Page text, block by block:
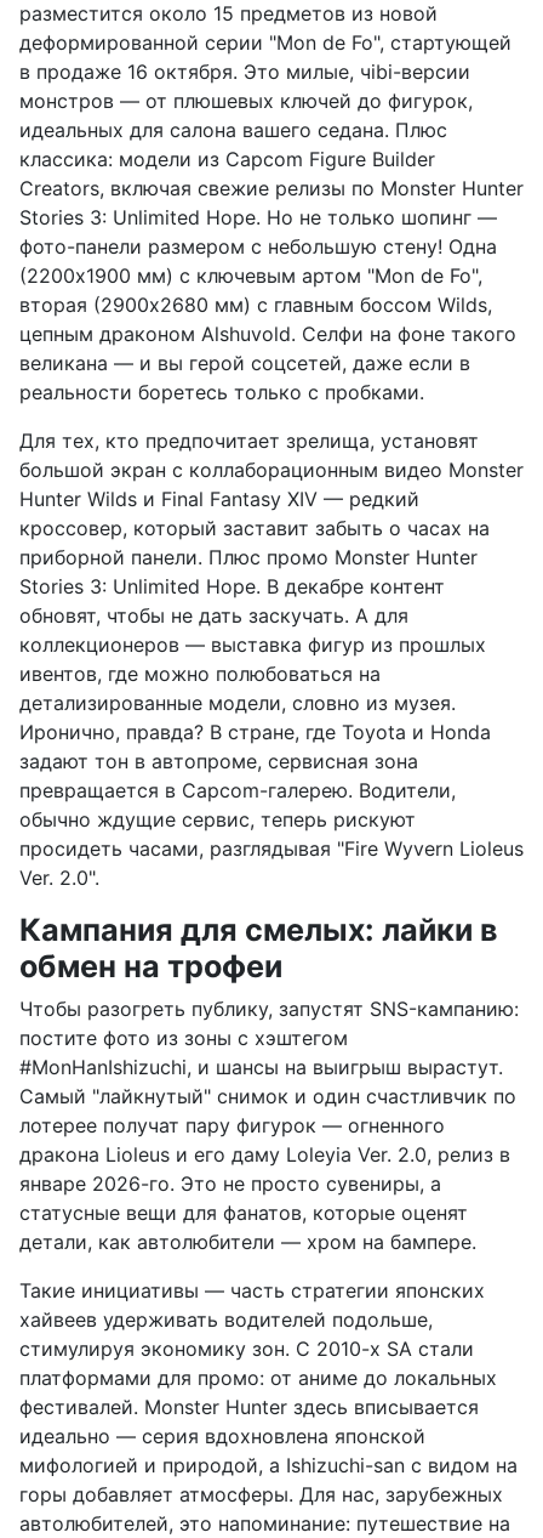
разместится около 15 предметов из новой
деформированной серии "Mon de Fo", стартующей
в продаже 16 октября. Это милые, чibi-версии
монстров — от плюшевых ключей до фигурок,
идеальных для салона вашего седана. Плюс
классика: модели из Capcom Figure Builder
Creators, включая свежие релизы по Monster Hunter
Stories 3: Unlimited Hope. Но не только шопинг —
фото-панели размером с небольшую стену! Одна
(2200x1900 мм) с ключевым артом "Mon de Fo",
вторая (2900x2680 мм) с главным боссом Wilds,
цепным драконом Alshuvold. Селфи на фоне такого
великана — и вы герой соцсетей, даже если в
реальности боретесь только с пробками.
Для тех, кто предпочитает зрелища, установят
большой экран с коллаборационным видео Monster
Hunter Wilds и Final Fantasy XIV — редкий
кроссовер, который заставит забыть о часах на
приборной панели. Плюс промо Monster Hunter
Stories 3: Unlimited Hope. В декабре контент
обновят, чтобы не дать заскучать. А для
коллекционеров — выставка фигур из прошлых
ивентов, где можно полюбоваться на
детализированные модели, словно из музея.
Иронично, правда? В стране, где Toyota и Honda
задают тон в автопроме, сервисная зона
превращается в Capcom-галерею. Водители,
обычно ждущие сервис, теперь рискуют
просидеть часами, разглядывая "Fire Wyvern Lioleus
Ver. 2.0".
Кампания для смелых: лайки в
обмен на трофеи
Чтобы разогреть публику, запустят SNS-кампанию:
постите фото из зоны с хэштегом
#MonHanIshizuchi, и шансы на выигрыш вырастут.
Самый "лайкнутый" снимок и один счастливчик по
лотерее получат пару фигурок — огненного
дракона Lioleus и его даму Loleyia Ver. 2.0, релиз в
январе 2026-го. Это не просто сувениры, а
статусные вещи для фанатов, которые оценят
детали, как автолюбители — хром на бампере.
Такие инициативы — часть стратегии японских
хайвеев удерживать водителей подольше,
стимулируя экономику зон. С 2010-х SA стали
платформами для промо: от аниме до локальных
фестивалей. Monster Hunter здесь вписывается
идеально — серия вдохновлена японской
мифологией и природой, а Ishizuchi-san с видом на
горы добавляет атмосферы. Для нас, зарубежных
автолюбителей, это напоминание: путешествие на